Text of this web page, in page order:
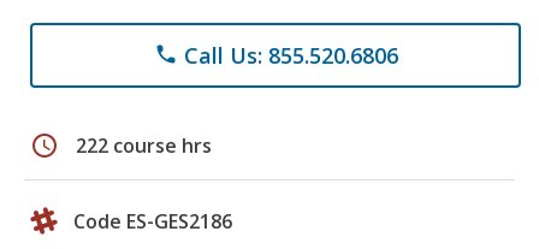
phone Call Us: 855.520.6806
schedule 222 course hrs
Code ES-GES2186